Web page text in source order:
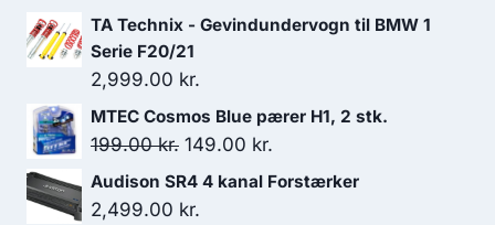
TA Technix - Gevindundervogn til BMW 1
Serie F20/21
2,999.00 kr.
MTEC Cosmos Blue pærer H1, 2 stk.
199.00kr. Den
oprindelige
pris
149.00 kr.
aktuelle
Audison SR4 4 kanal Forstærker
2,499.00 kr.